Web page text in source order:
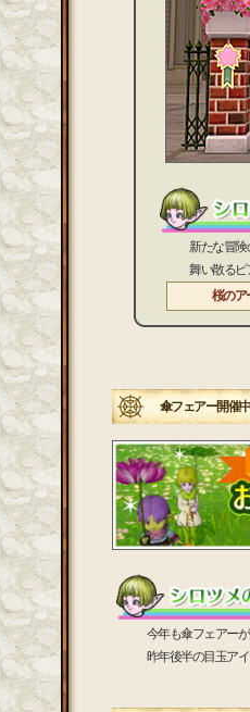
新たな冒険の
舞い散るピン
桜のア
傘フェアー開催
今年も傘フェアーが帰
昨年後半の目玉アイテ